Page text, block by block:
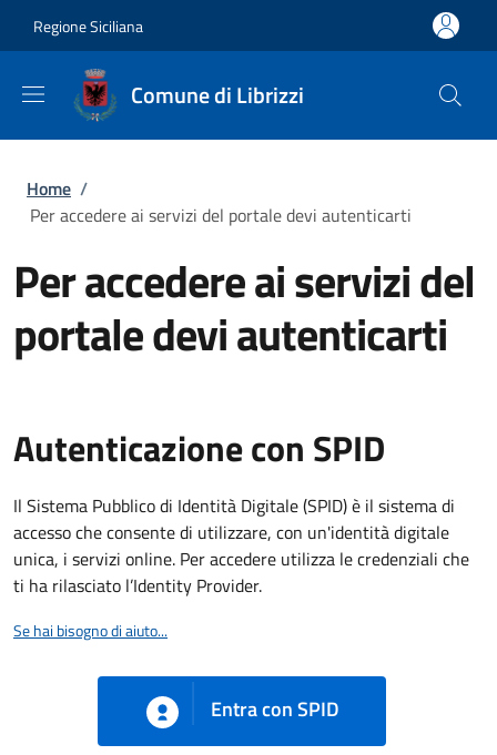
Regione Siciliana
Comune di Librizzi
Briciole di pane
Home /
Per accedere ai servizi del portale devi autenticarti
Per accedere ai servizi del
portale devi autenticarti
Autenticazione con SPID
Il Sistema Pubblico di Identità Digitale (SPID) è il sistema di
accesso che consente di utilizzare, con un'identità digitale
unica, i servizi online. Per accedere utilizza le credenziali che
ti ha rilasciato l’Identity Provider.
Se hai bisogno di aiuto...
Entra con SPID